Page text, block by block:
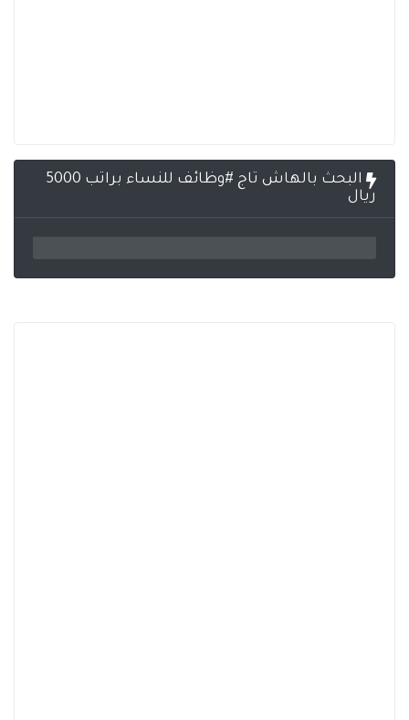
البحث بالهاش تاج #وظائف للنساء براتب 5000
ريال